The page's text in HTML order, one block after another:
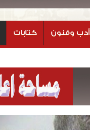
أدب وفنون كتابات